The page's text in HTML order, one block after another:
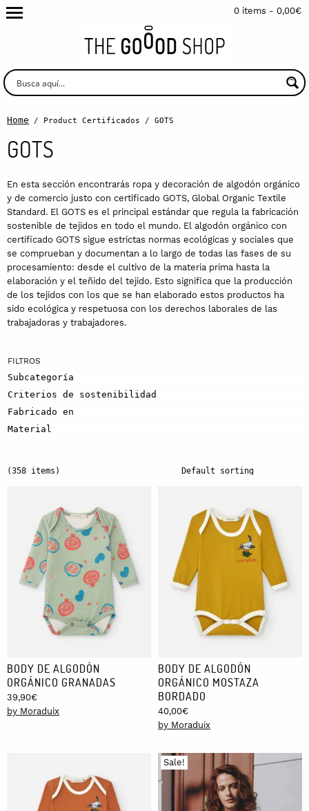
0 items - 0,00€
Home / Product Certificados / GOTS
GOTS
En esta sección encontrarás ropa y decoración de algodón orgánico
y de comercio justo con certificado GOTS, Global Organic Textile
Standard. El GOTS es el principal estándar que regula la fabricación
sostenible de tejidos en todo el mundo. El algodón orgánico con
certificado GOTS sigue estrictas normas ecológicas y sociales que
se comprueban y documentan a lo largo de todas las fases de su
procesamiento: desde el cultivo de la materia prima hasta la
elaboración y el teñido del tejido. Esto significa que la producción
de los tejidos con los que se han elaborado estos productos ha
sido ecológica y respetuosa con los derechos laborales de las
trabajadoras y trabajadores.
Subcategoría
Criterios de sostenibilidad
Fabricado en
Material
(358 items)
BODY DE ALGODÓN
ORGÁNICO GRANADAS
39,90€
by Moraduix
BODY DE ALGODÓN
ORGÁNICO MOSTAZA
BORDADO
40,00€
by Moraduix
Sale!